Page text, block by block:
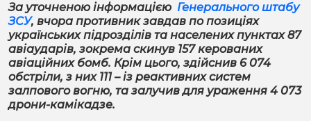
Відео
Конфлікти
Партнери
Історія
Спорт
Футбол
Контакти
За уточненою інформацією Генерального штабу
ЗСУ, вчора противник завдав по позиціях
українських підрозділів та населених пунктах 87
авіаударів, зокрема скинув 157 керованих
авіаційних бомб. Крім цього, здійснив 6 074
обстріли, з них 111 – із реактивних систем
залпового вогню, та залучив для ураження 4 073
дрони-камікадзе.